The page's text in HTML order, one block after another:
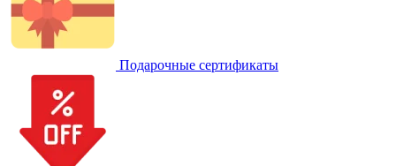
Подарочные сертификаты